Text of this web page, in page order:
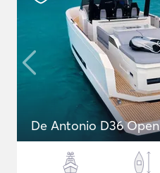
De Antonio D36 Open